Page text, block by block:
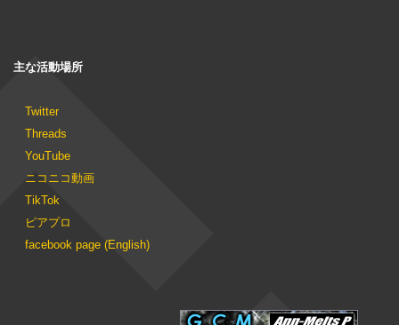
主な活動場所
Twitter
Threads
YouTube
ニコニコ動画
TikTok
ピアプロ
facebook page (English)